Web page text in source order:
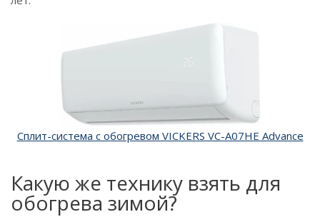
Сплит-система с обогревом VICKERS VC-A07HE Advance
Какую же технику взять для
обогрева зимой?